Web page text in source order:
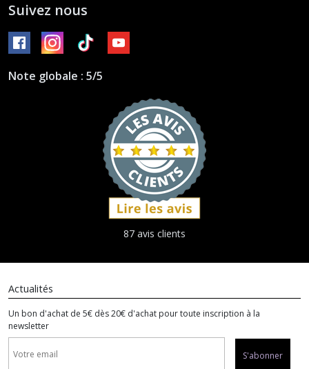
Suivez nous
Note globale : 5/5
87 avis clients
Actualités
Un bon d'achat de 5€ dès 20€ d'achat pour toute inscription à la
newsletter
S'abonner